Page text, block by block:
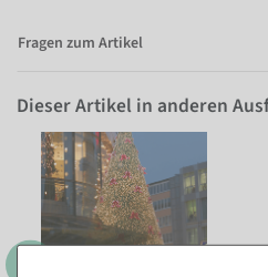
Fragen zum Artikel
Dieser Artikel in anderen